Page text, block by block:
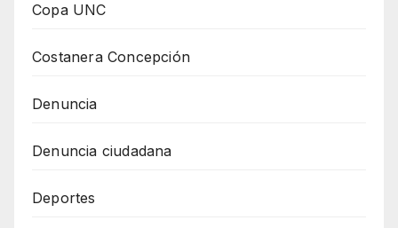
Copa UNC
Costanera Concepción
Denuncia
Denuncia ciudadana
Deportes